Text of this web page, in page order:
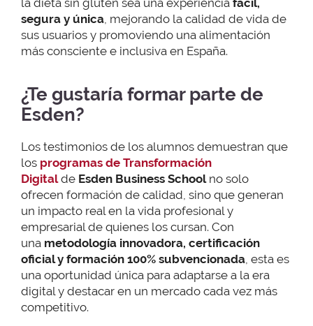
la dieta sin gluten sea una experiencia fácil,
segura y única, mejorando la calidad de vida de
sus usuarios y promoviendo una alimentación
más consciente e inclusiva en España.
¿Te gustaría formar parte de
Esden?
Los testimonios de los alumnos demuestran que
los programas de Transformación
Digitalde Esden Business Schoolno solo
ofrecen formación de calidad, sino que generan
un impacto real en la vida profesional y
empresarial de quienes los cursan. Con
una metodología innovadora, certificación
oficial y formación 100% subvencionada, esta es
una oportunidad única para adaptarse a la era
digital y destacar en un mercado cada vez más
competitivo.